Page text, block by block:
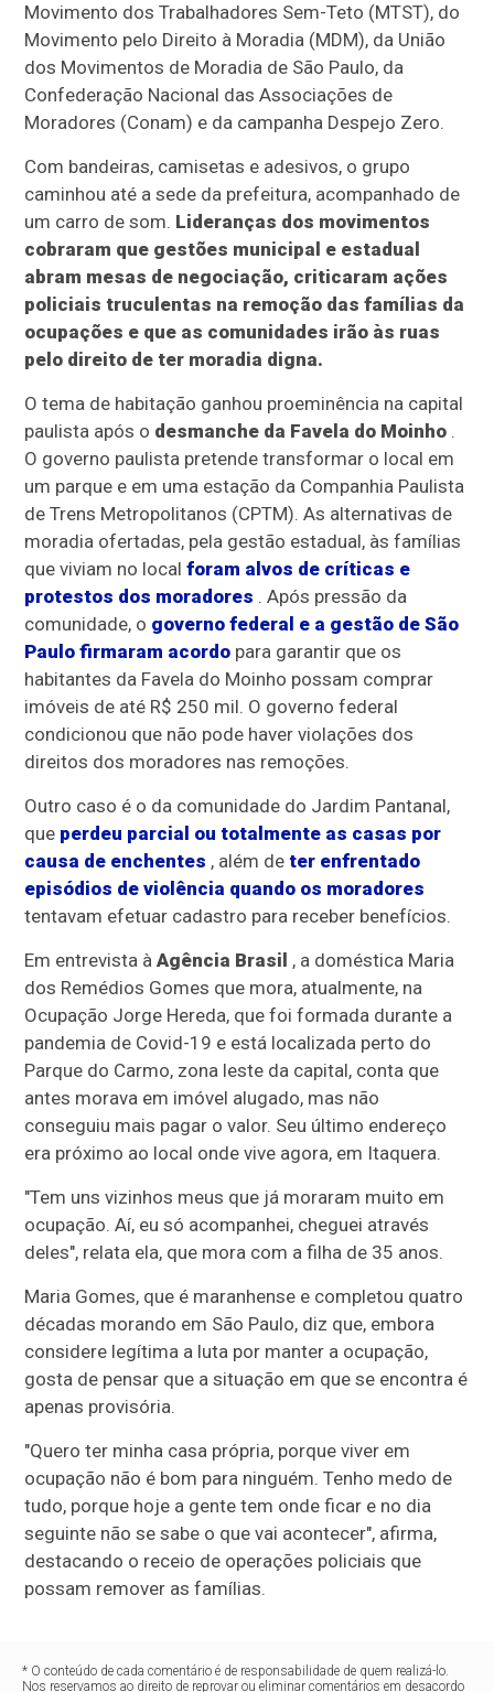
Movimento dos Trabalhadores Sem-Teto (MTST), do
Movimento pelo Direito à Moradia (MDM), da União
dos Movimentos de Moradia de São Paulo, da
Confederação Nacional das Associações de
Moradores (Conam) e da campanha Despejo Zero.
Com bandeiras, camisetas e adesivos, o grupo
caminhou até a sede da prefeitura, acompanhado de
um carro de som. Lideranças dos movimentos
cobraram que gestões municipal e estadual
abram mesas de negociação, criticaram ações
policiais truculentas na remoção das famílias da
ocupações e que as comunidades irão às ruas
pelo direito de ter moradia digna.
O tema de habitação ganhou proeminência na capital
paulista após o desmanche da Favela do Moinho .
O governo paulista pretende transformar o local em
um parque e em uma estação da Companhia Paulista
de Trens Metropolitanos (CPTM). As alternativas de
moradia ofertadas, pela gestão estadual, às famílias
que viviam no localforam alvos de críticas e
protestos dos moradores . Após pressão da
comunidade, o governo federal e a gestão de São
Paulo firmaram acordo para garantir que os
habitantes da Favela do Moinho possam comprar
imóveis de até R$ 250 mil. O governo federal
condicionou que não pode haver violações dos
direitos dos moradores nas remoções.
Outro caso é o da comunidade do Jardim Pantanal,
que perdeu parcial ou totalmente as casas por
causa de enchentes , além deter enfrentado
episódios de violência quando os moradores
tentavam efetuar cadastro para receber benefícios.
Em entrevista àAgência Brasil , a doméstica Maria
dos Remédios Gomes que mora, atualmente, na
Ocupação Jorge Hereda, que foi formada durante a
pandemia de Covid-19 e está localizada perto do
Parque do Carmo, zona leste da capital, conta que
antes morava em imóvel alugado, mas não
conseguiu mais pagar o valor. Seu último endereço
era próximo ao local onde vive agora, em Itaquera.
"Tem uns vizinhos meus que já moraram muito em
ocupação. Aí, eu só acompanhei, cheguei através
deles", relata ela, que mora com a filha de 35 anos.
Maria Gomes, que é maranhense e completou quatro
décadas morando em São Paulo, diz que, embora
considere legítima a luta por manter a ocupação,
gosta de pensar que a situação em que se encontra é
apenas provisória.
"Quero ter minha casa própria, porque viver em
ocupação não é bom para ninguém. Tenho medo de
tudo, porque hoje a gente tem onde ficar e no dia
seguinte não se sabe o que vai acontecer", afirma,
destacando o receio de operações policiais que
possam remover as famílias.
* O conteúdo de cada comentário é de responsabilidade de quem realizá-lo.
Nos reservamos ao direito de reprovar ou eliminar comentários em desacordo